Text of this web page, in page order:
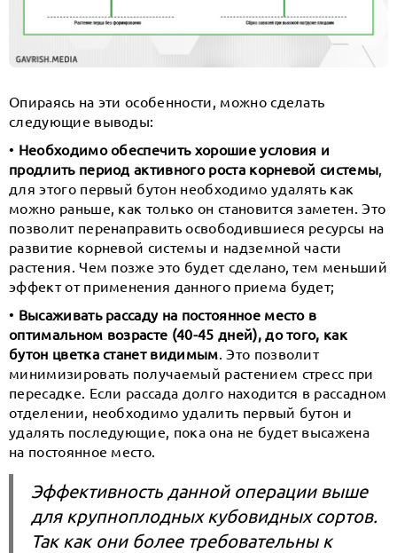
Опираясь на эти особенности, можно сделать
следующие выводы:
• Необходимо обеспечить хорошие условия и
продлить период активного роста корневой системы,
для этого первый бутон необходимо удалять как
можно раньше, как только он становится заметен. Это
позволит перенаправить освободившиеся ресурсы на
развитие корневой системы и надземной части
растения. Чем позже это будет сделано, тем меньший
эффект от применения данного приема будет;
• Высаживать рассаду на постоянное место в
оптимальном возрасте (40-45 дней), до того, как
бутон цветка станет видимым. Это позволит
минимизировать получаемый растением стресс при
пересадке. Если рассада долго находится в рассадном
отделении, необходимо удалить первый бутон и
удалять последующие, пока она не будет высажена
на постоянное место.
Эффективность данной операции выше
для крупноплодных кубовидных сортов.
Так как они более требовательны к